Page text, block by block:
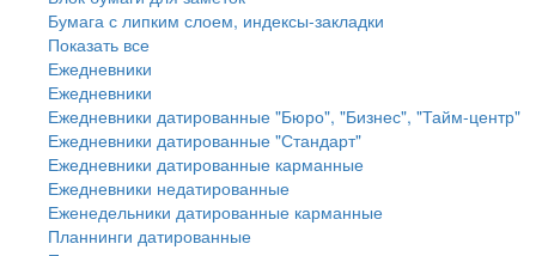
Бумага с липким слоем, индексы-закладки
Показать все
Ежедневники
Ежедневники
Ежедневники датированные "Бюро", "Бизнес", "Тайм-центр"
Ежедневники датированные "Стандарт"
Ежедневники датированные карманные
Ежедневники недатированные
Еженедельники датированные карманные
Планнинги датированные